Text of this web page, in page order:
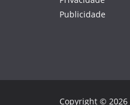
Publicidade
Copyright © 2026